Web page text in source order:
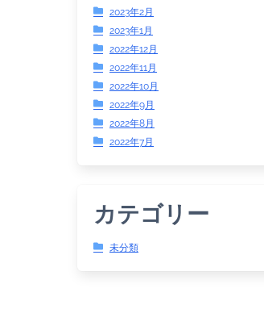
2023年2月
2023年1月
2022年12月
2022年11月
2022年10月
2022年9月
2022年8月
2022年7月
カテゴリー
未分類